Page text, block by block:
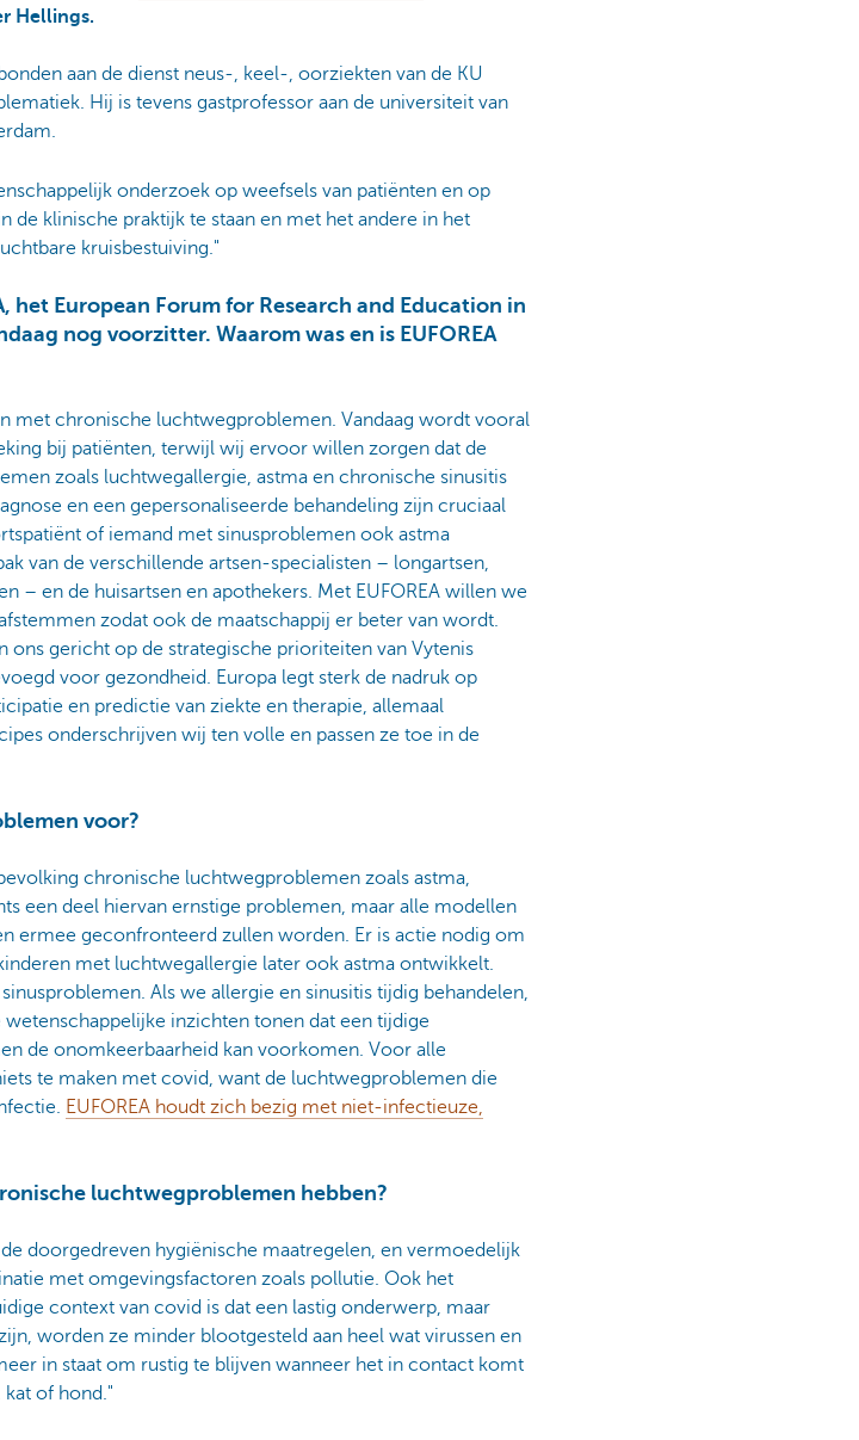
Hellings.
aan de dienst neus-, keel-, oorziekten van de KU
Hij is tevens gastprofessor aan de universiteit van
onderzoek op weefsels van patiënten en op
klinische praktijk te staan en met het andere in het
kruisbestuiving."
het European Forum for Research and Education in
nog voorzitter. Waarom was en is EUFOREA
met chronische luchtwegproblemen. Vandaag wordt vooral
bij patiënten, terwijl wij ervoor willen zorgen dat de
zoals luchtwegallergie, astma en chronische sinusitis
en een gepersonaliseerde behandeling zijn cruciaal
of iemand met sinusproblemen ook astma
van de verschillende artsen-specialisten – longartsen,
– en de huisartsen en apothekers. Met EUFOREA willen we
zodat ook de maatschappij er beter van wordt.
ons gericht op de strategische prioriteiten van Vytenis
voor gezondheid. Europa legt sterk de nadruk op
en predictie van ziekte en therapie, allemaal
onderschrijven wij ten volle en passen ze toe in de
voor?
chronische luchtwegproblemen zoals astma,
een deel hiervan ernstige problemen, maar alle modellen
ermee geconfronteerd zullen worden. Er is actie nodig om
met luchtwegallergie later ook astma ontwikkelt.
Als we allergie en sinusitis tijdig behandelen,
inzichten tonen dat een tijdige
de onomkeerbaarheid kan voorkomen. Voor alle
te maken met covid, want de luchtwegproblemen die
EUFOREA houdt zich bezig met niet-infectieuze,
luchtwegproblemen hebben?
doorgedreven hygiënische maatregelen, en vermoedelijk
met omgevingsfactoren zoals pollutie. Ook het
context van covid is dat een lastig onderwerp, maar
worden ze minder blootgesteld aan heel wat virussen en
in staat om rustig te blijven wanneer het in contact komt
of hond."